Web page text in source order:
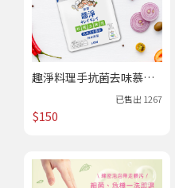
趣淨料理手抗菌去味慕斯
補充包(柑橘)-日本獅王｜
已售出 1267
$150